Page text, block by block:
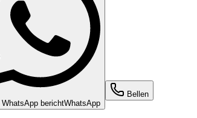
berichtWhatsApp
Bellen